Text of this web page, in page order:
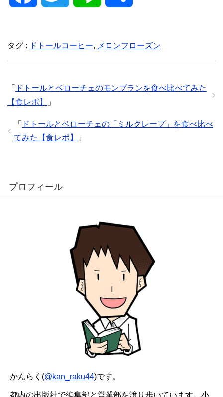
c
b
k
i
e
n
タグ : ドトールコーヒー, メロンフローズン
「
ドトールとベローチェのモンブランを食べ比べてみた
【食レポ】
」
「
ドトールとベローチェの「ミルクレープ」を食べ比べ
てみた【食レポ】
」
プロフィール
かんらく(@kan_raku44)です。
都内の出版社で編集部と営業部を渡り歩いています。小